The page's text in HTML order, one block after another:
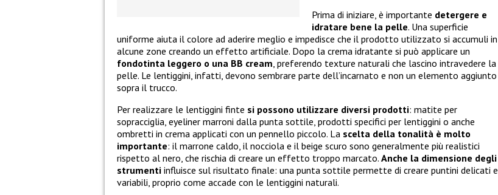
Prima di iniziare, è importante detergere e
idratare bene la pelle. Una superficie
uniforme aiuta il colore ad aderire meglio e impedisce che il prodotto utilizzato si accumuli in
alcune zone creando un effetto artificiale. Dopo la crema idratante si può applicare un
fondotinta leggero o una BB cream, preferendo texture naturali che lascino intravedere la
pelle. Le lentiggini, infatti, devono sembrare parte dell’incarnato e non un elemento aggiunto
sopra il trucco.
Per realizzare le lentiggini finte si possono utilizzare diversi prodotti: matite per
sopracciglia, eyeliner marroni dalla punta sottile, prodotti specifici per lentiggini o anche
ombretti in crema applicati con un pennello piccolo. La scelta della tonalità è molto
importante: il marrone caldo, il nocciola e il beige scuro sono generalmente più realistici
rispetto al nero, che rischia di creare un effetto troppo marcato. Anche la dimensione degli
strumenti influisce sul risultato finale: una punta sottile permette di creare puntini delicati e
variabili, proprio come accade con le lentiggini naturali.